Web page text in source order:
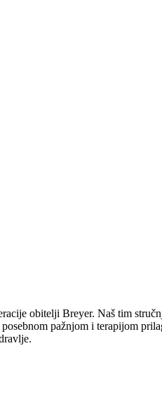
obitelji Breyer. Naš tim
pažnjom i terapijom